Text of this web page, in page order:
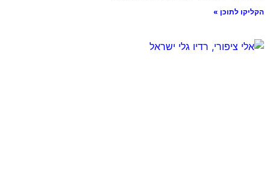
הקליקו לתוכן »